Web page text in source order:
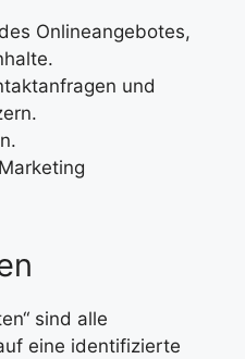
Onlineangebotes,
und
sind alle
eine identifizierte